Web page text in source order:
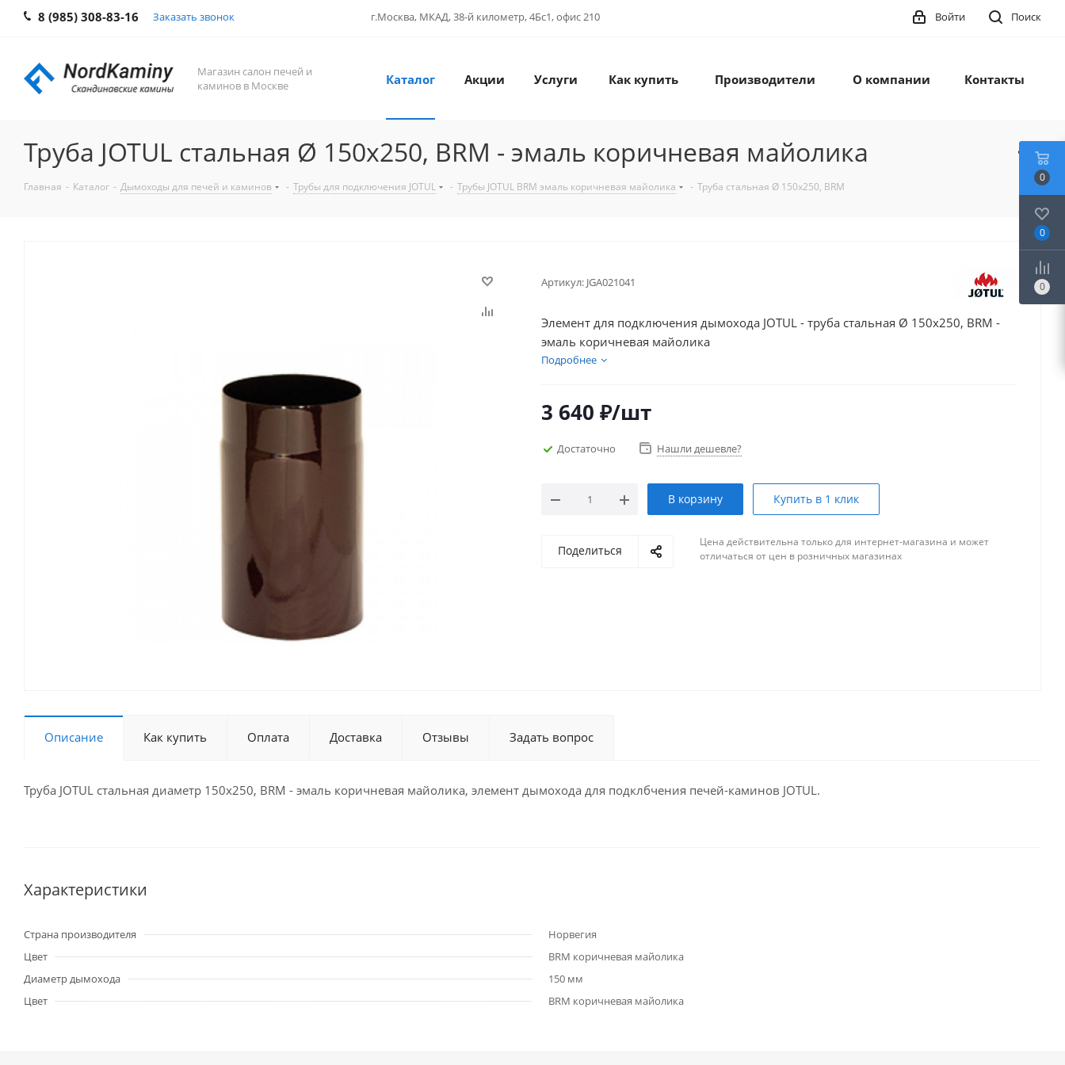
8 (985) 308-83-16 Заказать звонок г.Москва, МКАД, 38-й километр, 4Бс1, офис 210 Поиск
Войти
Магазин салон печей и
каминов в Москве
Каталог Акции Услуги Как купить Производители О компании Контакты
Труба JOTUL стальная Ø 150x250, BRM - эмаль коричневая майолика
Главная - Каталог - Дымоходы для печей и каминов - Трубы для подключения JOTUL - Трубы JOTUL BRM эмаль коричневая майолика - Труба стальная Ø 150x250, BRM
Артикул: JGA021041
Элемент для подключения дымохода JOTUL - труба стальная Ø 150x250, BRM -
эмаль коричневая майолика
Подробнее
3 640 ₽/шт
Достаточно Нашли дешевле?
В корзину Купить в 1 клик
Поделиться
Цена действительна только для интернет-магазина и может
отличаться от цен в розничных магазинах
Описание Как купить Оплата Доставка Отзывы Задать вопрос
Труба JOTUL стальная диаметр 150x250, BRM - эмаль коричневая майолика, элемент дымохода для подклбчения печей-каминов JOTUL.
Характеристики
Страна производителя
Норвегия
Цвет
BRM коричневая майолика
Диаметр дымохода
150 мм
Цвет
BRM коричневая майолика
0
0
0